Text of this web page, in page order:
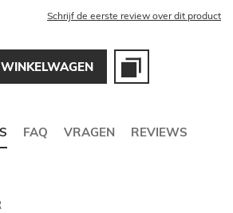
Schrijf de eerste review over dit product
FAQ VRAGEN REVIEWS